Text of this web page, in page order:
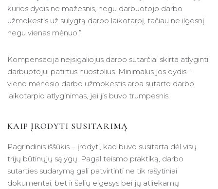
kurios dydis ne mažesnis, negu darbuotojo darbo
užmokestis už sulygtą darbo laikotarpį, tačiau ne ilgesnį
negu vienas mėnuo.”
Kompensacija neįsigaliojus darbo sutarčiai skirta atlyginti
darbuotojui patirtus nuostolius. Minimalus jos dydis –
vieno mėnesio darbo užmokestis arba sutarto darbo
laikotarpio atlyginimas, jei jis buvo trumpesnis.
KAIP ĮRODYTI SUSITARIMĄ
Pagrindinis iššūkis – įrodyti, kad buvo susitarta dėl visų
trijų būtinųjų sąlygų. Pagal teismo praktiką, darbo
sutarties sudarymą gali patvirtinti ne tik rašytiniai
dokumentai, bet ir šalių elgesys bei jų atliekamų